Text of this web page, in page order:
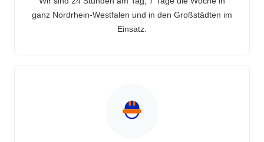
ganz Nordrhein-Westfalen und in den Großstädten im
Einsatz.